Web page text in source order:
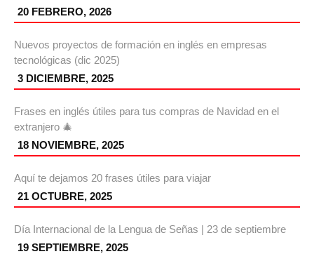
20 FEBRERO, 2026
Nuevos proyectos de formación en inglés en empresas
tecnológicas (dic 2025)
3 DICIEMBRE, 2025
Frases en inglés útiles para tus compras de Navidad en el
extranjero 🎄
18 NOVIEMBRE, 2025
Aquí te dejamos 20 frases útiles para viajar
21 OCTUBRE, 2025
Día Internacional de la Lengua de Señas | 23 de septiembre
19 SEPTIEMBRE, 2025